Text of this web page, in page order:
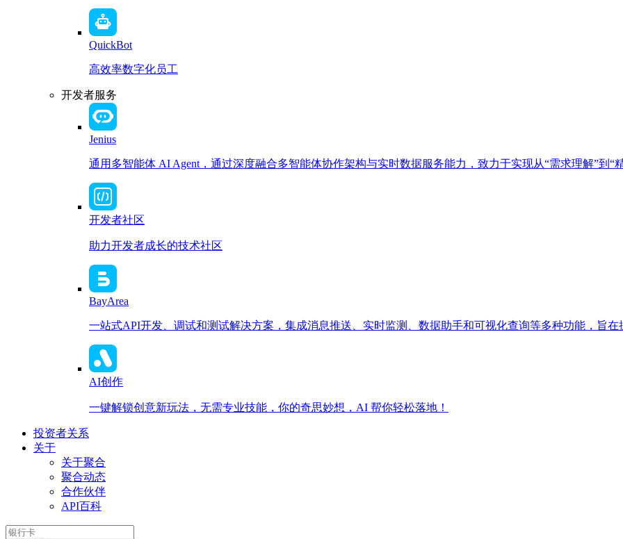
QuickBot
高效率数字化员工
开发者服务
Jenius
通用多智能体 AI Agent，通过深度融合多智能体协作架构与实时数据服务能力，致力于实现从“需求理解”到“
开发者社区
助力开发者成长的技术社区
BayArea
一站式API开发、调试和测试解决方案，集成消息推送、实时监测、数据助手和可视化查询等多种功能，旨在
AI创作
一键解锁创意新玩法，无需专业技能，你的奇思妙想，AI 帮你轻松落地！
投资者关系
关于
关于聚合
聚合动态
合作伙伴
API百科